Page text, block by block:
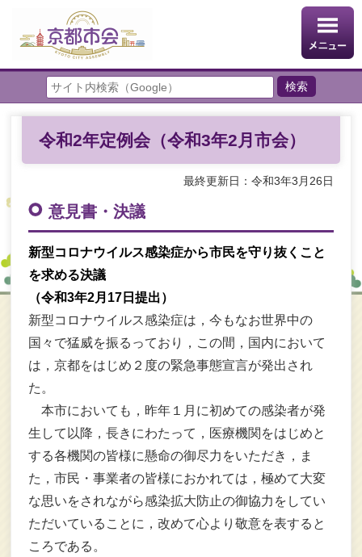
令和2年定例会（令和3年2月市会）
最終更新日：令和3年3月26日
意見書・決議
新型コロナウイルス感染症から市民を守り抜くこと
を求める決議
（令和3年2月17日提出）
新型コロナウイルス感染症は，今もなお世界中の
国々で猛威を振るっており，この間，国内において
は，京都をはじめ２度の緊急事態宣言が発出され
た。
本市においても，昨年１月に初めての感染者が発
生して以降，長きにわたって，医療機関をはじめと
する各機関の皆様に懸命の御尽力をいただき，ま
た，市民・事業者の皆様におかれては，極めて大変
な思いをされながら感染拡大防止の御協力をしてい
ただいていることに，改めて心より敬意を表すると
ころである。